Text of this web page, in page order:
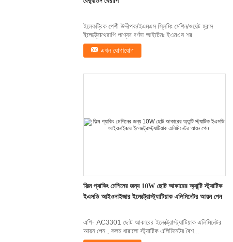
ইলেকট্রিক পেশী উদ্দীপক/ইএমএস স্লিমিং মেশিন/ওয়েট হ্রাস
ইলেক্ট্রোথেরাপি পণ্যের বর্ণনা আইটেমঃ ইএমএস শর...
এখন যোগাযোগ
ফিল্ম প্যাকিং মেশিনের জন্য 10W ছোট আকারের অ্যান্টি স্ট্যাটিক
ইএসডি আইওনাইজার ইলেক্ট্রোস্ট্যাটিয়াক এলিমিনেটর আয়ন পেন
এপি- AC3301 ছোট আকারের ইলেক্ট্রোস্ট্যাটিয়াক এলিমিনেটর
আয়ন পেন , কলম ধারালো স্ট্যাটিক এলিমিনেটর বৈশ...